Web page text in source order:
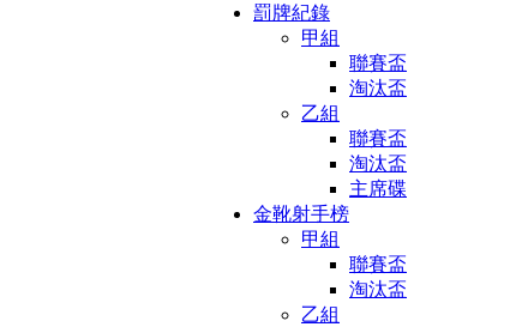
罰牌紀錄
甲組
聯賽盃
淘汰盃
乙組
聯賽盃
淘汰盃
主席碟
金靴射手榜
甲組
聯賽盃
淘汰盃
乙組